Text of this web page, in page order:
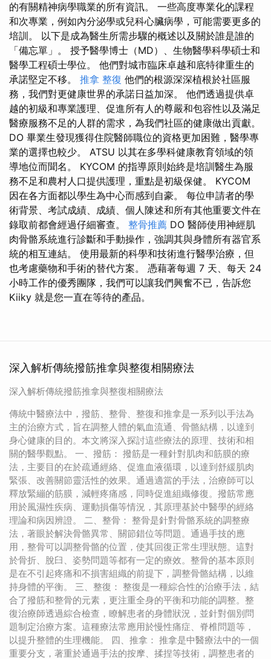
的有關精神病學職業的所有資訊。 一些高度專業化的課程
和次專業，例如內分泌學或兒科心臟病學，可能需要更多的
培訓。 以下是成為醫生所需步驟的概述以及關於誰是誰的
「備忘單」。 授予醫學博士（MD）、生物醫學科學碩士和
醫學工程碩士學位。 他們對城市臨床卓越和底特律重生的
承諾堅定不移。 推拿 整復 他們的根源深深植根於社區服
務，我們對更健康世界的承諾日益加深。 他們透過提供卓
越的初級和專業護理、促進所有人的尊嚴和包容性以及滿足
醫療服務不足的人群的需求，為我們社區的健康做出貢獻。
DO 畢業生發現獲得住院醫師職位的資格更加困難，醫學專
業的選擇也較少。 ATSU 以其在多學科健康教育領域的領
導地位而聞名。 KYCOM 的指導原則始終是培訓醫生為服
務不足和農村人口提供護理，重點是初級保健。 KYCOM
因在各方面都以學生為中心而感到自豪。 每位申請者的學
術背景、考試成績、成績、個人陳述和所有其他重要文件在
錄取前都會經過仔細審查。 整骨推薦 DO 醫師使用神經肌
肉骨骼系統進行診斷和手動操作，強調其與身體所有器官系
統的相互連結。 使用最新的科學和技術進行醫學治療，但
也考慮藥物和手術的替代方案。 憑藉著每週 7 天、每天 24
小時工作的優秀團隊，我們可以讓我們興奮不已，告訴您
Kiiky 就是您一直在等待的產品。
深入解析傳統撥筋推拿與整復相關療法
深入解析傳統撥筋推拿與整復相關療法
傳統中醫療法中，撥筋、整骨、整復和推拿是一系列以手法為
主的治療方式，旨在調整人體的氣血流通、骨骼結構，以達到
身心健康的目的。本文將深入探討這些療法的原理、技術和相
關的醫學觀點。 一、撥筋： 撥筋是一種針對肌肉和筋膜的療
法，主要目的在於疏通經絡、促進血液循環，以達到舒緩肌肉
緊張、改善關節靈活性的效果。通過適當的手法，治療師可以
釋放緊繃的筋膜，減輕疼痛感，同時促進組織修復。撥筋常應
用於風濕性疾病、運動損傷等情況，其原理基於中醫學的經絡
理論和病因辨證。 二、整骨： 整骨是針對骨骼系統的調整療
法，著眼於解決骨骼異常、關節錯位等問題。通過手技的應
用，整骨可以調整骨骼的位置，使其回復正常生理狀態。這對
於骨折、脫臼、姿勢問題等都有一定的療效。整骨的基本原則
是在不引起疼痛和不損害組織的前提下，調整骨骼結構，以維
持身體的平衡。 三、整復： 整復是一種綜合性的治療手法，結
合了撥筋和整骨的元素，更注重全身的平衡和功能的調整。整
復治療師透過綜合檢查，瞭解患者的身體狀況，並針對個別問
題制定治療方案。這種療法常應用於慢性痛症、脊椎問題等，
以提升整體的生理機能。 四、推拿： 推拿是中醫療法中的一個
重要分支，著重於通過手法的按摩、揉捏等技術，調整患者的